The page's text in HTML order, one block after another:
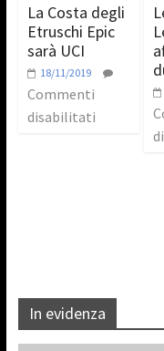
La Costa degli
Etruschi Epic
sarà UCI
18/11/2019
Commenti
disabilitati
In evidenza